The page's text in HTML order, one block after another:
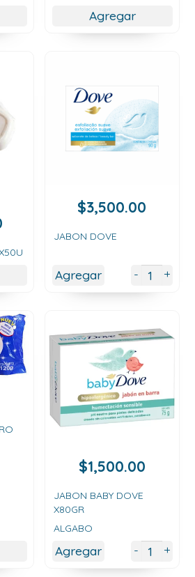
Agregar
Rango
precios:
$11,000.00
$3,500.00
JABON DOVE
Agregar - +
$1,500.00
JABON BABY DOVE
X80GR
ALGABO
Agregar - +